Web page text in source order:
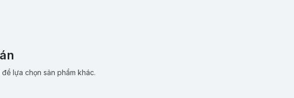
lựa chọn sản phẩm khác.